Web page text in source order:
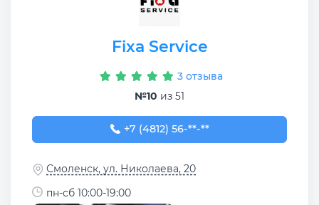
Fixa Service
3 отзыва
№10 из 51
+7 (4812) 56-52-73
+7 (4812) 56-**-**
Смоленск, ул. Николаева, 20
пн-сб 10:00-19:00